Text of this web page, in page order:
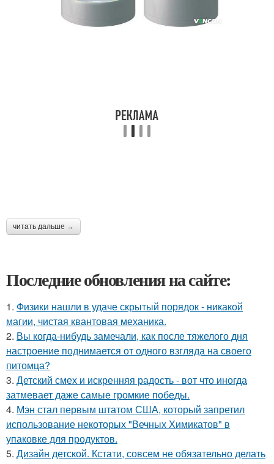
читать дальше →
Последние обновления на сайте:
1. Физики нашли в удаче скрытый порядок - никакой
магии, чистая квантовая механика.
2. Вы когда-нибудь замечали, как после тяжелого дня
настроение поднимается от одного взгляда на своего
питомца?
3. Детский смех и искренняя радость - вот что иногда
затмевает даже самые громкие победы.
4. Мэн стал первым штатом США, который запретил
использование некоторых "Вечных Химикатов" в
упаковке для продуктов.
5. Дизайн детской. Кстати, совсем не обязательно делать